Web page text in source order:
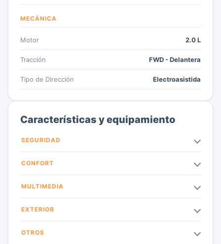
MECÁNICA
Motor 2.0 L
Tracción FWD - Delantera
Tipo de Dirección Electroasistida
Características y equipamiento
SEGURIDAD
CONFORT
MULTIMEDIA
EXTERIOR
OTROS